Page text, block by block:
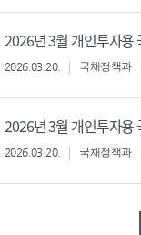
2026년 3월 개인투자용
2026.03.20. 국채정책과
2026년 3월 개인투자용
2026.03.20. 국채정책과